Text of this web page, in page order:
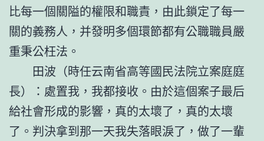
比每一個關隘的權限和職責，由此鎖定了每一
關的義務人，并發明多個環節都有公職職員嚴
重秉公枉法。
田波（時任云南省高等國民法院立案庭庭
長）：處置我，我都接收。由於這個案子最后
給社會形成的影響，真的太壞了，真的太壞
了。判決拿到那一天我失落眼淚了，做了一輩